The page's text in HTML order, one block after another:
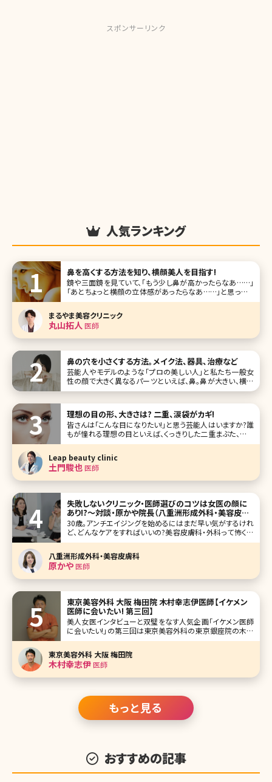
スポンサーリンク
人気ランキング
鼻を高くする方法を知り、横顔美人を目指す!
鏡や三面鏡を見ていて、「もう少し鼻が高かったらなあ……」
「あとちょっと横顔の立体感があったらなあ……」と思ったこ
とはありませんか? 普段、あまり自分では意識することのな
横顔の象徴といえば、スッと鼻筋の通った高い鼻です。フラッ
トな顔立ちが
まるやま美容クリニック
丸山拓人 医師
鼻の穴を小さくする方法。メイク法、器具、治療など
芸能人やモデルのような「プロの美しい人」と私たち一般女
性の顔で大きく異なるパーツといえば、鼻。鼻が大きい、横に
広がっている、低い……などいろいろな悩みがあると思いま
「正面を向いたとき鼻の穴が見えるのがイヤ」「笑うと鼻が横
に広がって鼻の穴が強調さ
理想の目の形、大きさは? 二重、涙袋がカギ!
皆さんは「こんな目になりたい!」と思う芸能人はいますか?誰
もが憧れる理想の目といえば、くっきりした二重まぶた、目と
目の間隔、涙袋、瞳の大きさ……など、いろいろな条件があり
を持つ芸能人を紹介していきます。また、理想の目に近づけ
るための美容クリ
Leap beauty clinic
土門駿也医師
失敗しないクリニック・医師選びのコツは女医の顔に
あり!?〜対談・原かや院長（八重洲形成外科・美容皮膚
科）✕北条かや
30歳。アンチエイジングを始めるにはまだ早い気がするけれ
ど、どんなケアをすればいいの?美容皮膚科・外科って怖くな
い？そんな疑問を解決すべく、八重洲形成外科、美容皮膚科
院長の原かや先生にお話を伺うシリーズ、後編です。かや先
生の「美の秘訣」や、信頼できる美容外科の選び方など、内容
盛りだくさんの後編、
八重洲形成外科・美容皮膚科
原かや医師
東京美容外科 大阪 梅田院 木村幸志伊医師【イケメン
医師に会いたい! 第三回】
美人女医インタビューと双璧をなす人気企画「イケメン医師
に会いたい!」の第三回は東京美容外科の東京銀座院の木村
幸志伊(きむら こうし)院長です（現在、大阪梅田院にて勤
務）。 筋トレが趣味なだけあり、外見は精悍という言葉がよく
似合います。 形成外科を基礎とされ、得意とされている輪郭
形成術に関する箇所
東京美容外科 大阪 梅田院
木村幸志伊医師
もっと見る
おすすめの記事